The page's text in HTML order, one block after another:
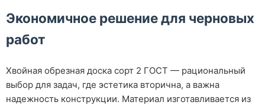
Экономичное решение для черновых
работ
Хвойная обрезная доска сорт 2 ГОСТ — рациональный
выбор для задач, где эстетика вторична, а важна
надежность конструкции. Материал изготавливается из